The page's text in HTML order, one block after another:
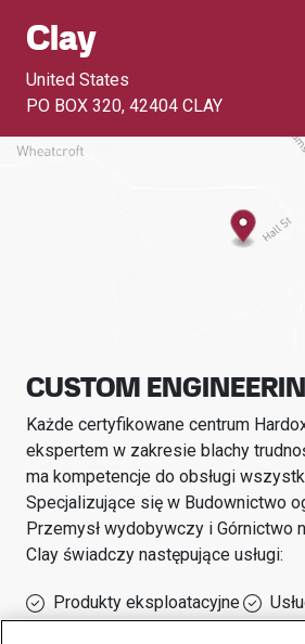
Clay
United States
PO BOX 320, 42404 CLAY
CUSTOM
Każde certyfikowane centrum
ekspertem w zakresie blachy
ma kompetencje do obsługi
Specjalizujące się w Budownictwo
Przemysł wydobywczy i Górnictwo
Clay świadczy następujące usługi:
Produkty eksploatacyjne